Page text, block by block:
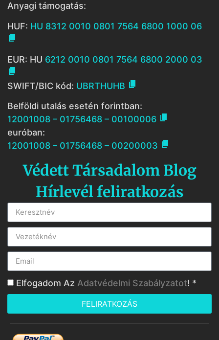
Anyagi támogatás:
HUF: HU 8312 0010 0801 7564 6800 1000 06

EUR: HU 6212 0010 0801 7564 6800 2000 03

SWIFT/BIC kód: UBRTHUHB 
Belföldi utalás esetén forintban:
12001008 – 01756468 – 00100006 
euróban:
12001008 – 01756468 – 00200003 
Védett Társadalom Blog
Hírlevél feliratkozás
Elfogadom Az Adatvédelmi Szabályzatot! *
FELIRATKOZÁS